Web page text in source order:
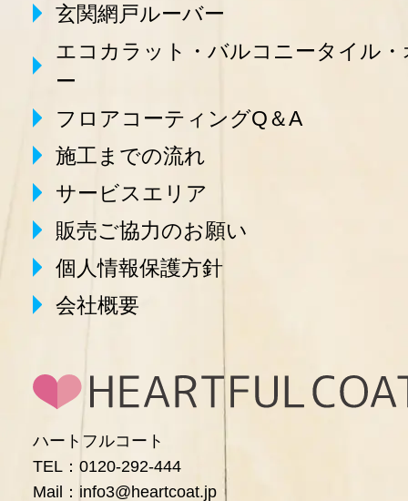
玄関網戸ルーバー
エコカラット・バルコニータイル・
ー
フロアコーティングQ＆A
施工までの流れ
サービスエリア
販売ご協力のお願い
個人情報保護方針
会社概要
ハートフルコート
TEL：0120-292-444
Mail：info3@heartcoat.jp